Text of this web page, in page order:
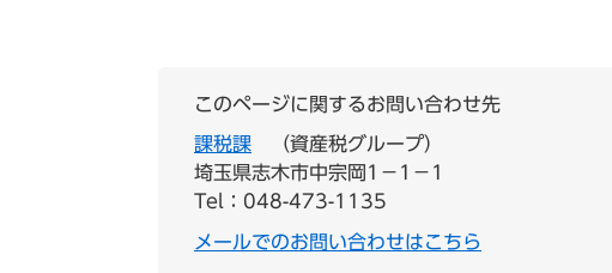
このページに関するお問い合わせ先
課税課
資産税グループ
埼玉県志木市中宗岡1−1−1
Tel：048-473-1135
メールでのお問い合わせはこちら